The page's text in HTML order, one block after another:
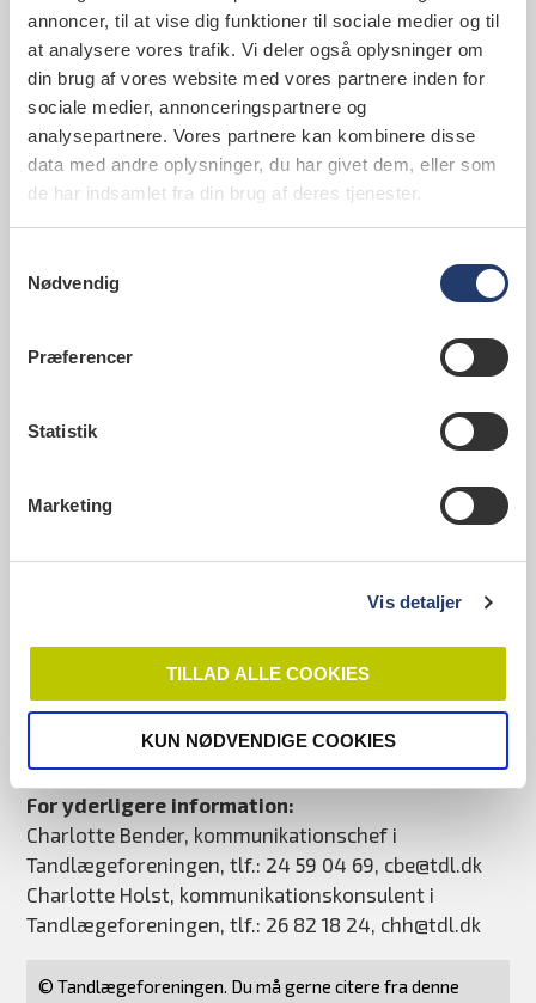
annoncer, til at vise dig funktioner til sociale medier og til
at analysere vores trafik. Vi deler også oplysninger om
din brug af vores website med vores partnere inden for
sociale medier, annonceringspartnere og
analysepartnere. Vores partnere kan kombinere disse
data med andre oplysninger, du har givet dem, eller som
de har indsamlet fra din brug af deres tjenester.
Nødvendig
Præferencer
Statistik
Marketing
Vis detaljer
TILLAD ALLE COOKIES
KUN NØDVENDIGE COOKIES
til projektet ”Mobile Dental Aid”, der skal støtte TUG
(Tandsundhed Uden Grænser). Formålet er at give
danske udsendte, frivillige tandlæger bedre
arbejdsforhold og mere tidssvarende
tandlægeudstyr ved at ombygge en 40 fods
container til en fuld mobil tandlægeklinik. Rikke
Freitag bidrager som projektleder med blandt andet
ansatte og opgaven at søge sponsorer for
udskudt projektet, så det først forventes færdigt i
Privat bor Rikke Freitag med sin mand i Risskov. Hun
har to voksne børn, hvoraf hendes ældste datter er
Ans. Gymnastik har fyldt meget, siden Rikke Freitag
nu i voksenlivet, hvor begge hendes børn dyrker
elitegymnastik. Hun har desuden stået på ski, siden
diverse skiture for venner og andre i hendes
Download foto af Rikke Freitag her
For yderligere information:
Charlotte Bender, kommunikationschef i
Tandlægeforeningen, tlf.: 24 59 04 69, cbe@tdl.dk
Charlotte Holst, kommunikationskonsulent i
Tandlægeforeningen, tlf.: 26 82 18 24, chh@tdl.dk
© Tandlægeforeningen. Du må gerne citere fra denne